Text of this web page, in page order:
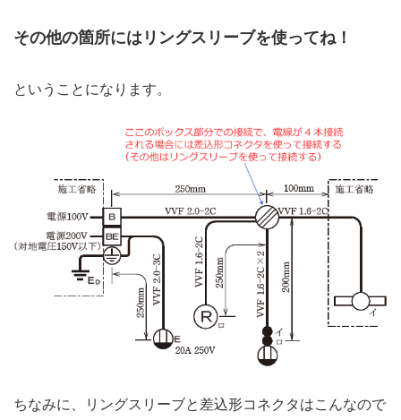
その他の箇所にはリングスリーブを使ってね！
ということになります。
ちなみに、リングスリーブと差込形コネクタはこんなので